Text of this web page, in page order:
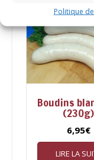
Politique
Boudins
(230g)
6,95€
LIRE LA